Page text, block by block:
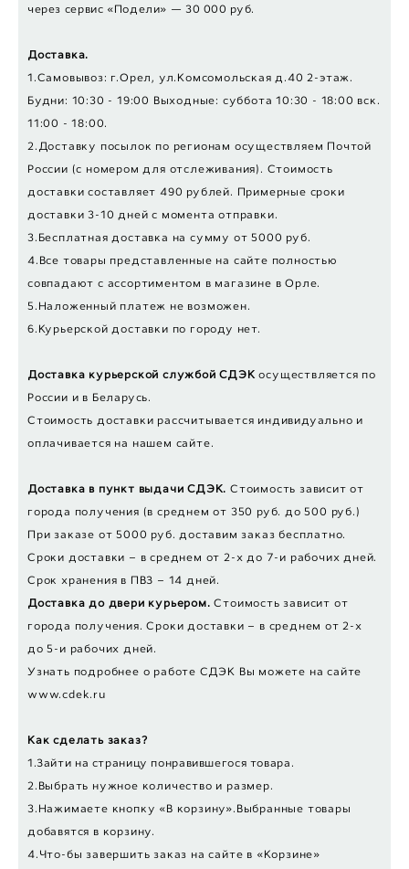
через сервис «Подели» — 30 000 руб.
Доставка.
1.Самовывоз: г.Орел, ул.Комсомольская д.40 2-этаж.
Будни: 10:30 - 19:00 Выходные: суббота 10:30 - 18:00 вск.
11:00 - 18:00.
2.Доставку посылок по регионам осуществляем Почтой
России (с номером для отслеживания). Стоимость
доставки составляет 490 рублей. Примерные сроки
доставки 3-10 дней с момента отправки.
3.Бесплатная доставка на сумму от 5000 руб.
4.Все товары представленные на сайте полностью
совпадают с ассортиментом в магазине в Орле.
5.Наложенный платеж не возможен.
6.Курьерской доставки по городу нет.
Доставка курьерской службой СДЭК осуществляется по
России и в Беларусь.
Стоимость доставки рассчитывается индивидуально и
оплачивается на нашем сайте.
Доставка в пункт выдачи СДЭК. Стоимость зависит от
города получения (в среднем от 350 руб. до 500 руб.)
При заказе от 5000 руб. доставим заказ бесплатно.
Сроки доставки – в среднем от 2-х до 7-и рабочих дней.
Срок хранения в ПВЗ – 14 дней.
Доставка до двери курьером.Стоимость зависит от
города получения. Сроки доставки – в среднем от 2-х
до 5-и рабочих дней.
Узнать подробнее о работе СДЭК Вы можете на сайте
www.cdek.ru
Как сделать заказ?
1.Зайти на страницу понравившегося товара.
2.Выбрать нужное количество и размер.
3.Нажимаете кнопку «В корзину».Выбранные товары
добавятся в корзину.
4.Что-бы завершить заказ на сайте в «Корзине»